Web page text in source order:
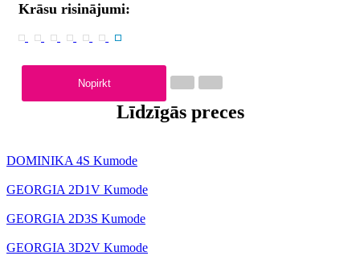
Krāsu risinājumi:
Nopirkt
Līdzīgās preces
DOMINIKA 4S Kumode
GEORGIA 2D1V Kumode
GEORGIA 2D3S Kumode
GEORGIA 3D2V Kumode